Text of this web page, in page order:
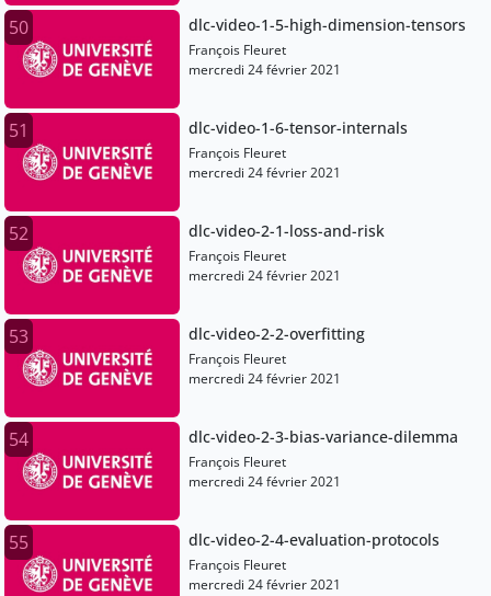
50 dlc-video-1-5-high-dimension-tensors
François Fleuret
mercredi 24 février 2021
51 dlc-video-1-6-tensor-internals
François Fleuret
mercredi 24 février 2021
52 dlc-video-2-1-loss-and-risk
François Fleuret
mercredi 24 février 2021
53 dlc-video-2-2-overfitting
François Fleuret
mercredi 24 février 2021
54 dlc-video-2-3-bias-variance-dilemma
François Fleuret
mercredi 24 février 2021
55 dlc-video-2-4-evaluation-protocols
François Fleuret
mercredi 24 février 2021